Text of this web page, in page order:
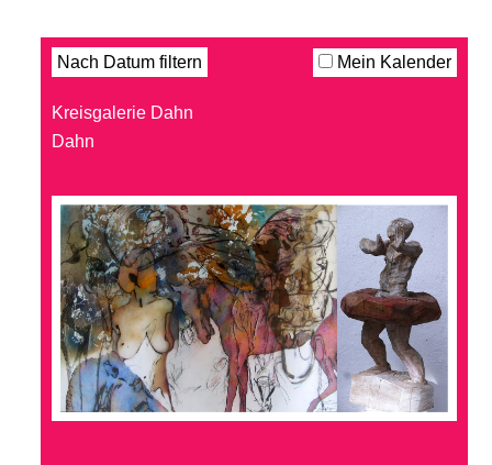
Nach Datum filtern Mein Kalender
Kreisgalerie Dahn
Dahn